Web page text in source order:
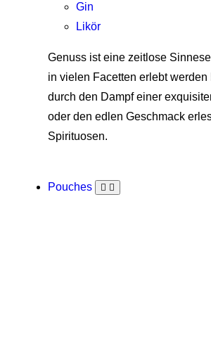
Gin
Likör
Genuss ist eine zeitlose
in vielen Facetten erlebt werden
durch den Dampf einer
oder den edlen Geschmack
Spirituosen.
Pouches